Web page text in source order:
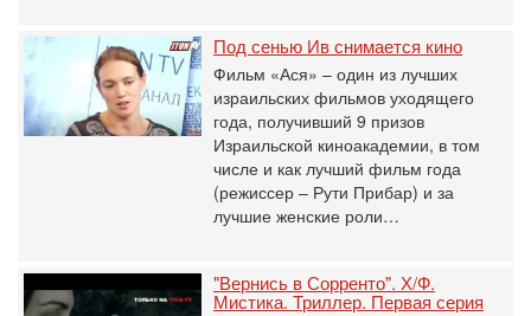
Под сенью Ив снимается кино
Фильм «Ася» – один из лучших
израильских фильмов уходящего
года, получивший 9 призов
Израильской киноакадемии, в том
числе и как лучший фильм года
(режиссер – Рути Прибар) и за
лучшие женские роли…
"Вернись в Сорренто". Х/Ф.
Мистика. Триллер. Первая серия